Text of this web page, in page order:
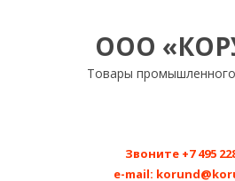
ООО
Товары
Звоните +7 495
e-mail: